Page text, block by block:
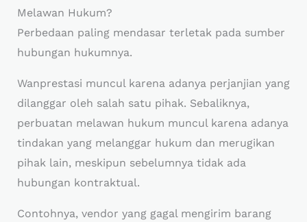
Melawan Hukum?
Perbedaan paling mendasar terletak pada sumber
hubungan hukumnya.
Wanprestasi muncul karena adanya perjanjian yang
dilanggar oleh salah satu pihak. Sebaliknya,
perbuatan melawan hukum muncul karena adanya
tindakan yang melanggar hukum dan merugikan
pihak lain, meskipun sebelumnya tidak ada
hubungan kontraktual.
Contohnya, vendor yang gagal mengirim barang